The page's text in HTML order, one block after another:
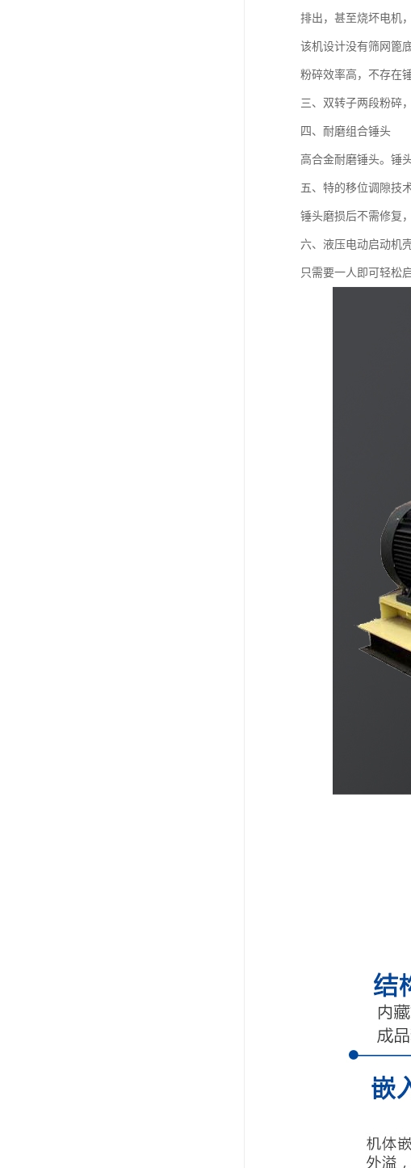
排出，甚至烧坏电机
该机设计没有筛网篦
粉碎效率高，不存在
三、双转子两段粉碎
四、耐磨组合锤头
高合金耐磨锤头。锤
五、特的移位调隙技
锤头磨损后不需修复
六、液压电动启动机
只需要一人即可轻松